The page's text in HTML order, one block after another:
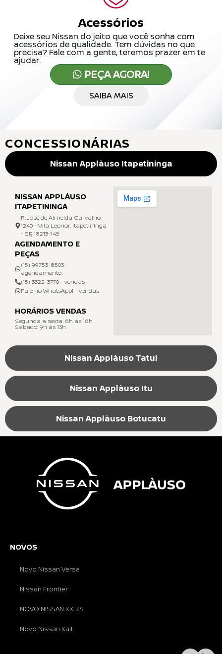
Acessórios
Deixe seu Nissan do jeito que você sonha com
acessórios de qualidade. Tem dúvidas no que
precisa? Fale com a gente, teremos prazer em te
ajudar.
PEÇA AGORA!
SAIBA MAIS
CONCESSIONÁRIAS
Nissan Applàuso Itapetininga
Nissan Applàuso Tatuí
Nissan Applàuso Itu
Nissan Applàuso Botucatu
NISSAN APPLÀUSO
ITAPETININGA
R. José de Almeida Carvalho,
1240 - Vila Leonor, Itapetininga
- SP, 18213-145
AGENDAMENTO E
PEÇAS
(15) 99753-8503 -
agendamento
(15) 3322-3770 - vendas
Fale no WhatsApp! - vendas
HORÁRIOS VENDAS
Segunda a sexta: 8h às 18h
Sábado: 9h às 13h
NOVOS
Novo Nissan Versa
Nissan Frontier
NOVO NISSAN KICKS
Novo Nissan Kait